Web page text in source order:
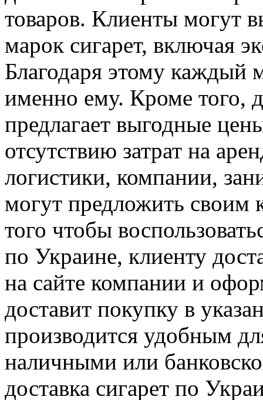
товаров. Клиенты могут
марок сигарет, включая
Благодаря этому каждый
именно ему. Кроме того,
предлагает выгодные
отсутствию затрат на
логистики, компании,
могут предложить своим
того чтобы
по Украине, клиенту
на сайте компании и
доставит покупку в
производится удобным
наличными или
доставка сигарет по